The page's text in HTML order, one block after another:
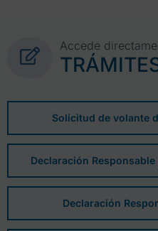
Accede
Solicitud de volante
Declaración
Declaración